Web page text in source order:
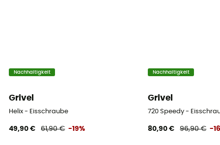
Nachhaltigkeit
Grivel
Helix - Eisschraube
49,90 € 61,90 € -19%
Nachhaltigkeit
Grivel
720 Speedy -
80,90 € 96,90 € -